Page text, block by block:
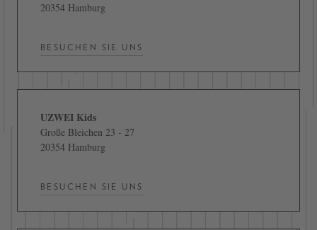
20354 Hamburg
BESUCHEN SIE UNS
UZWEI Kids
Große Bleichen 23 - 27
20354 Hamburg
BESUCHEN SIE UNS